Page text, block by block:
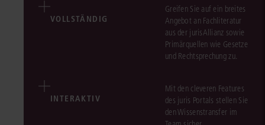
VOLLSTÄNDIG
Greifen Sie auf ein breites
Angebot an Fachliteratur
aus der jurisAllianz sowie
Primärquellen wie Gesetze
und Rechtsprechung zu.
INTERAKTIV
Mit den cleveren Features
des juris Portals stellen Sie
den Wissenstransfer im